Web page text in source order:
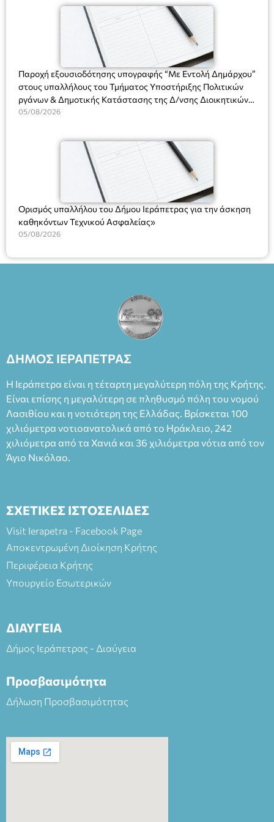
Πλαστήρα), E&G Mini market (Δημοκρατίας 39 Ιεράπετρα)
και στο more.com Χώρος: 3ο Γυμνάσιο Ιεράπετρας
(Είσοδος ΕΠΑ.Λ.) Έναρξη 21:15 Οργάνωση: ΚΝΩΣΟΣ
ΘΕΑΤΡΙΚΕΣ ΠΑΡΑΓΩΓΕΣ ΕΕ
(Ν. 5314/2026).»
Παροχή εξουσιοδότησης υπογραφής “Με Εντολή Δημάρχου”
στους υπαλλήλους του Τμήματος Υποστήριξης Πολιτικών
ργάνων & Δημοτικής Κατάστασης της Δ/νσης Διοικητικών
Υπηρεσιών για αποφάσεις, πιστοποιητικά, πράξεις και
(Ν. 5314/2026).»
05/08/2026
Ορισμός υπαλλήλου του Δήμου Ιεράπετρας για την άσκηση
καθηκόντων Τεχνικού Ασφαλείας»
05/08/2026
ΔΗΜΟΣ ΙΕΡΑΠΕΤΡΑΣ
Η Ιεράπετρα είναι η τέταρτη μεγαλύτερη πόλη της Κρήτης.
Είναι επίσης η μεγαλύτερη σε πληθυσμό πόλη του νομού
Λασιθίου και η νοτιότερη της Ελλάδας. Βρίσκεται 100
χιλιόμετρα νοτιοανατολικά από το Ηράκλειο, 242
χιλιόμετρα από τα Χανιά και 36 χιλιόμετρα νότια από τον
Άγιο Νικόλαο.
ΣΧΕΤΙΚΕΣ ΙΣΤΟΣΕΛΙΔΕΣ
Visit Ierapetra - Facebook Page
Αποκεντρωμένη Διοίκηση Κρήτης
Περιφέρεια Κρήτης
Υπουργείο Εσωτερικών
ΔΙΑΥΓΕΙΑ
Δήμος Ιεράπετρας - Διαύγεια
Προσβασιμότητα
Δήλωση Προσβασιμότητας